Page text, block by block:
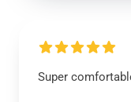
Super